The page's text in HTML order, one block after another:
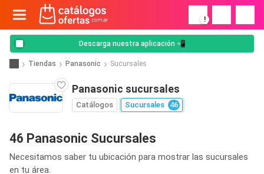
!
Descarga nuestra aplicación 📲
Tiendas Panasonic Sucursales
Panasonic sucursales
Catálogos Sucursales 46
46 Panasonic Sucursales
Necesitamos saber tu ubicación para mostrar las sucursales
en tu área.